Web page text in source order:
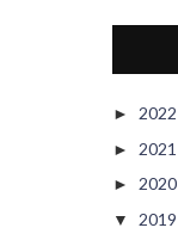
► 2022
► 2021
► 2020
▼ 2019